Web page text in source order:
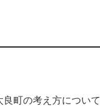
良町の考え方について